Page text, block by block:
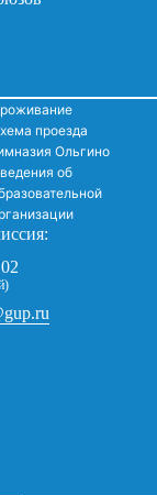
проезда
Ольгино
об